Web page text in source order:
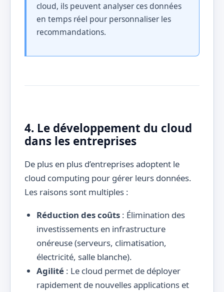
cloud, ils peuvent analyser ces données
en temps réel pour personnaliser les
recommandations.
4. Le développement du cloud
dans les entreprises
De plus en plus d’entreprises adoptent le
cloud computing pour gérer leurs données.
Les raisons sont multiples :
Réduction des coûts : Élimination des
investissements en infrastructure
onéreuse (serveurs, climatisation,
électricité, salle blanche).
Agilité : Le cloud permet de déployer
rapidement de nouvelles applications et